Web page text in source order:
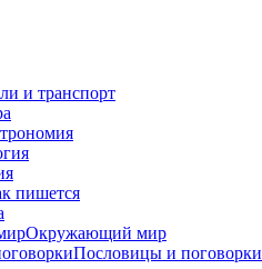
и транспорт
пишется
Окружающий мир
Пословицы и поговорки